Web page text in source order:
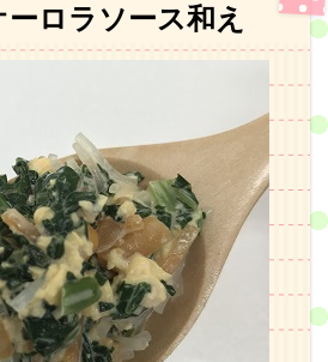
ロラソース和え